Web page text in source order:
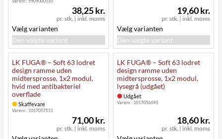
pr. stk. | inkl. moms
38,25 kr.
Vælg varianten
Den valgte variant
pr. stk. | inkl. moms
19,60 kr.
Vælg varianten
Den valgte variant
LK FUGA® – Soft 63 lodret
design ramme uden
midtersprosse, 1x2 modul,
hvid med antibakteriel
overflade
Skaffevare
Varenr.: 1017057511
pr. stk. | inkl. moms
71,00 kr.
LK FUGA® – Soft 63 lodret
design ramme uden
midtersprosse, 1x2 modul,
lysegrå (udgået)
Udgået
Varenr.: 1017056693
pr. stk. | inkl. moms
18,60 kr.